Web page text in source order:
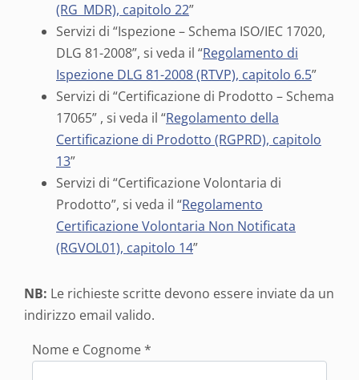
(RG_MDR), capitolo 22”
Servizi di “Ispezione – Schema ISO/IEC 17020,
DLG 81-2008”, si veda il “Regolamento di
Ispezione DLG 81-2008 (RTVP), capitolo 6.5”
Servizi di “Certificazione di Prodotto – Schema
17065” , si veda il “Regolamento della
Certificazione di Prodotto (RGPRD), capitolo
13”
Servizi di “Certificazione Volontaria di
Prodotto”, si veda il “Regolamento
Certificazione Volontaria Non Notificata
(RGVOL01), capitolo 14”
NB: Le richieste scritte devono essere inviate da un
indirizzo email valido.
Nome e Cognome *